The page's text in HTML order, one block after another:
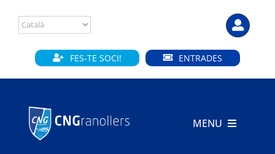
content
FES-TE SOCI! ENTRADES
MENU